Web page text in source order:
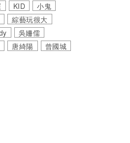
KID
小鬼
綜藝玩很大
吳姍儒
唐綺陽
曾國城